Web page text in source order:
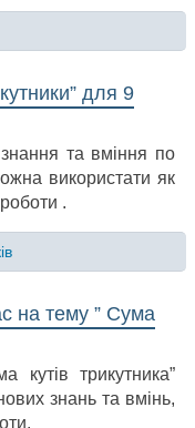
для 9
та вміння по
використати як
.
на тему ” Сума
трикутника”
знань та вмінь,